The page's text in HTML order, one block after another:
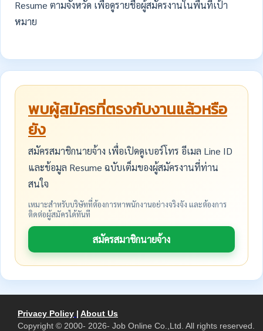
Resume ตามจังหวัด เพื่อดูรายชื่อผู้สมัครงานในพื้นที่เป้า
หมาย
พบผู้สมัครที่ตรงกับงานแล้วหรือ
ยัง
สมัครสมาชิกนายจ้าง เพื่อเปิดดูเบอร์โทร อีเมล Line ID
และข้อมูล Resume ฉบับเต็มของผู้สมัครงานที่ท่าน
สนใจ
เหมาะสำหรับบริษัทที่ต้องการหาพนักงานอย่างจริงจัง และต้องการ
ติดต่อผู้สมัครได้ทันที
สมัครสมาชิกนายจ้าง
Privacy Policy | About Us
Copyright © 2000- 2026- Job Online Co.,Ltd. All rights reserved.